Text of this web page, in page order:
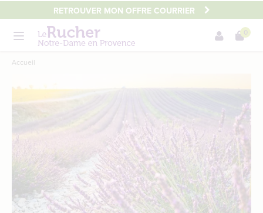
au
contenu
RETROUVER MON OFFRE COURRIER
Menu
0
MainAccueil